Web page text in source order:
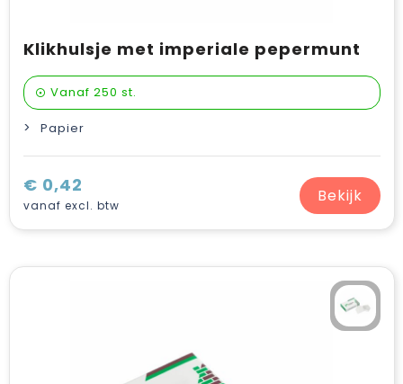
Klikhulsje met imperiale pepermunt
Vanaf 250 st.
Papier
€ 0,42
vanaf excl. btw Bekijk